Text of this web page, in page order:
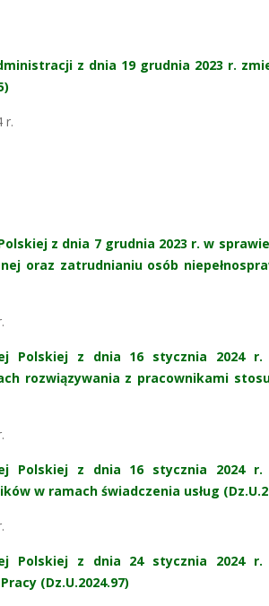
z dnia 19 grudnia 2023 r.
r.
z dnia 7 grudnia 2023 r. w
oraz zatrudnianiu osób
Polskiej z dnia 16 stycznia 2024
rozwiązywania z pracownikami
Polskiej z dnia 16 stycznia 2024
w ramach świadczenia usług
Polskiej z dnia 24 stycznia 2024
(Dz.U.2024.97)